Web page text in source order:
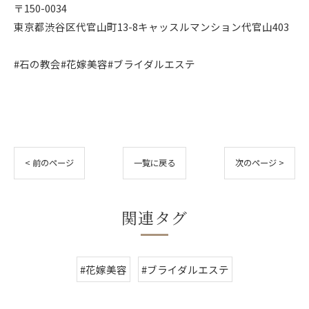
〒150-0034
東京都渋谷区代官山町13-8キャッスルマンション代官山403
#石の教会#花嫁美容#ブライダルエステ
< 前のページ 一覧に戻る 次のページ >
関連タグ
#花嫁美容 #ブライダルエステ